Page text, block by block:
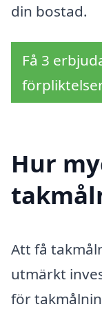
din bostad.
Få 3
Hur
Att få
utmärkt
för